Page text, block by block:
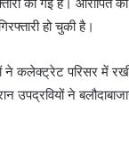
हो चुकी है।
कलेक्ट्रेट परिसर में
उपद्रवियों ने